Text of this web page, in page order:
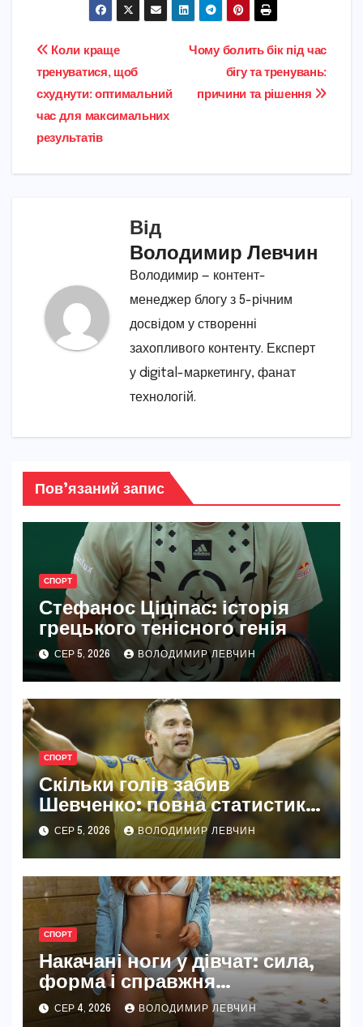
Навігація
записів
Чому болить бік під час
бігу та тренувань:
причини та рішення
Коли краще
тренуватися, щоб
схуднути: оптимальний
час для максимальних
результатів
Від
Володимир Левчин
Володимир — контент-
менеджер блогу з 5-річним
досвідом у створенні
захопливого контенту. Експерт
у digital-маркетингу, фанат
технологій.
Пов’язаний запис
СПОРТ
Стефанос Ціціпас: історія
грецького тенісного генія
СЕР 5, 2026 ВОЛОДИМИР ЛЕВЧИН
СПОРТ
Скільки голів забив
Шевченко: повна статистика
легенди
СЕР 5, 2026 ВОЛОДИМИР ЛЕВЧИН
СПОРТ
Накачані ноги у дівчат: сила,
форма і справжня
жіночність
СЕР 4, 2026 ВОЛОДИМИР ЛЕВЧИН